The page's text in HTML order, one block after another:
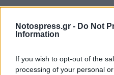
Notospress.gr - Do Not
Information
If you wish to opt-out of the
processing of your personal
TAGS: ΤΟΥΡΙΣΜΟΣ